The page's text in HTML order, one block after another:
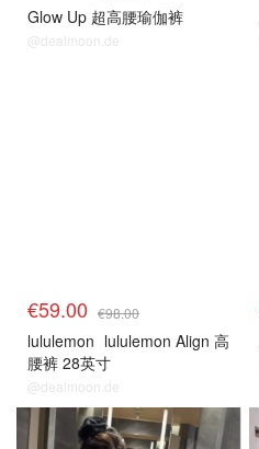
Glow Up 超高腰瑜伽裤
@dealmoon.de
€59.00 €98.00
lululemon lululemon Align 高
腰裤 28英寸
@dealmoon.de